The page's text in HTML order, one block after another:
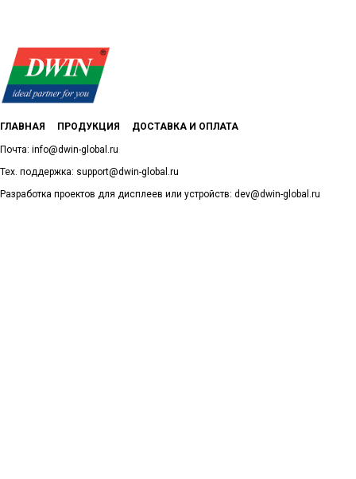
ГЛАВНАЯ ПРОДУКЦИЯ ДОСТАВКА И ОПЛАТА
Почта: info@dwin-global.ru
Тех. поддержка: support@dwin-global.ru
Разработка проектов для дисплеев или устройств: dev@dwin-global.ru